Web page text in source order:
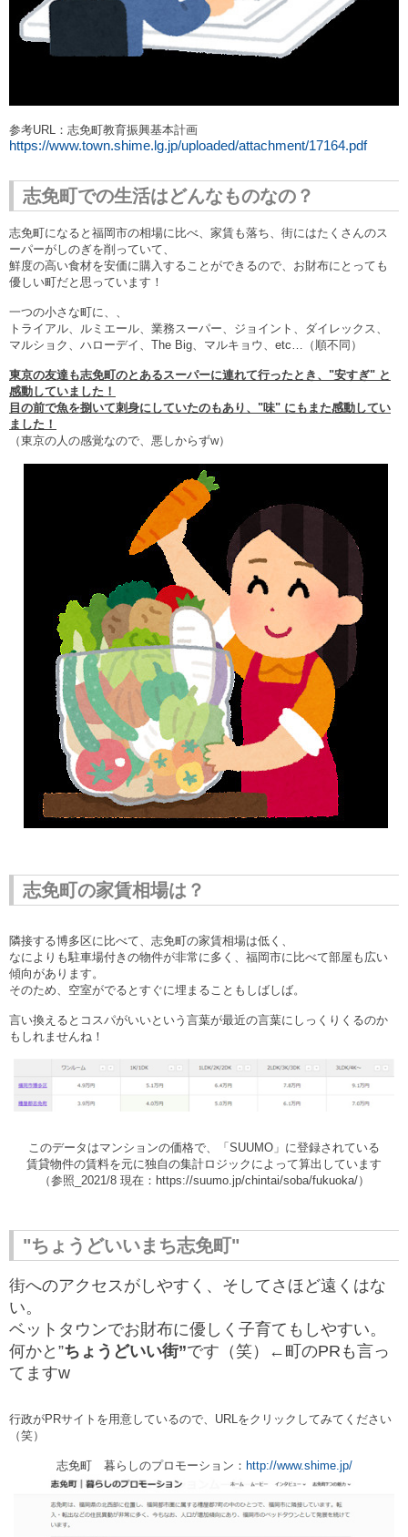
参考URL ：志免町教育振興基本計画
https://www.town.shime.lg.jp/uploaded/attachment/17164.pdf
志免町での生活はどんなものなの？
志免町になると福岡市の相場に比べ、家賃も落ち、街にはたくさんのス
ーパーがしのぎを削っていて、
鮮度の高い食材を安価に購入することができるので、お財布にとっても
優しい町だと思っています！
一つの小さな町に、、
トライアル、ルミエール、業務スーパー、ジョイント、ダイレックス、
マルショク、ハローデイ、 The Big、マルキョウ、 etc… （順不同）
東京の友達も志免町のとあるスーパーに連れて行ったとき、 "安すぎ" と
感動していました！
目の前で魚を捌いて刺身にしていたのもあり、 "味" にもまた感動してい
ました！
（東京の人の感覚なので、悪しからずw）
志免町の家賃相場は？
隣接する博多区に比べて、志免町の家賃相場は低く、
なによりも駐車場付きの物件が非常に多く、福岡市に比べて部屋も広い
傾向があります。
そのため、空室がでるとすぐに埋まることもしばしば。
言い換えるとコスパがいいという言葉が最近の言葉にしっくりくるのか
もしれませんね！
このデータはマンションの価格で、「SUUMO」に登録されている
賃貸物件の賃料を元に独自の集計ロジックによって算出しています
（参照_ 2021/8 現在：https://suumo.jp/chintai/soba/fukuoka/）
"ちょうどいいまち志免町"
街へのアクセスがしやすく、そしてさほど遠くはな
い。
ベットタウンでお財布に優しく子育てもしやすい。
何かと”ちょうどいい街”です（笑）←町のPR も言っ
てますw
行政がPRサイトを用意しているので、 URL をクリックしてみてください
（笑）
志免町 暮らしのプロモーション： http://www.shime.jp/